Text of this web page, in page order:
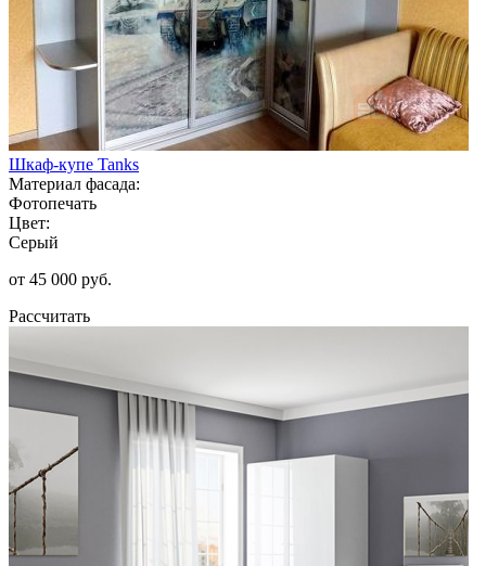
Шкаф-купе Tanks
Материал фасада:
Фотопечать
Цвет:
Серый
от 45 000 руб.
Рассчитать